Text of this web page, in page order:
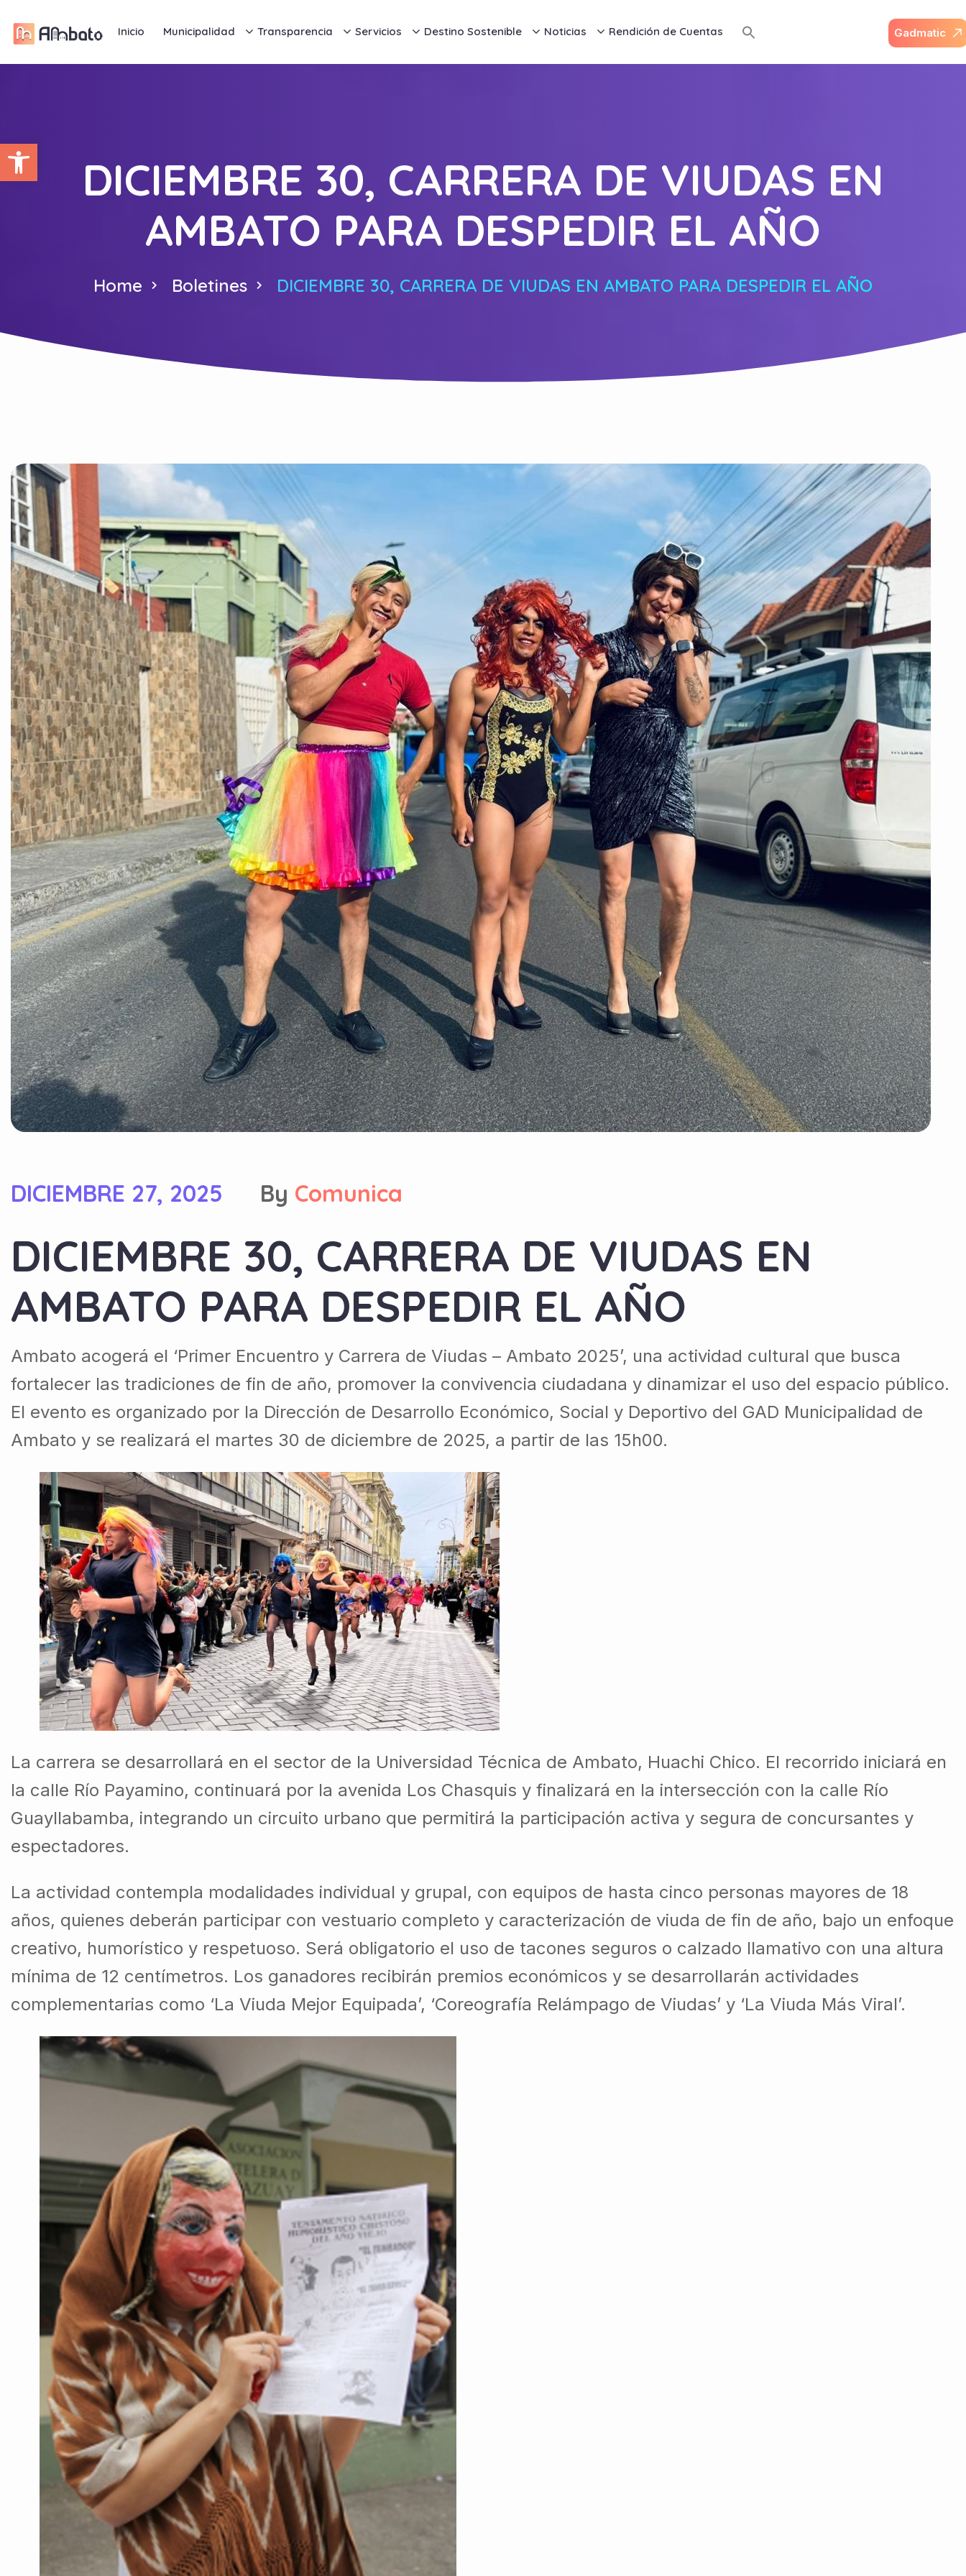
Abrir barra de herramientas
Inicio Municipalidad Transparencia Servicios Destino Sostenible Noticias Rendición de Cuentas Gadmatic
DICIEMBRE 30, CARRERA DE VIUDAS EN
AMBATO PARA DESPEDIR EL AÑO
Home Boletines DICIEMBRE 30, CARRERA DE VIUDAS EN AMBATO PARA DESPEDIR EL AÑO
DICIEMBRE 27, 2025 By Comunica
DICIEMBRE 30, CARRERA DE VIUDAS EN
AMBATO PARA DESPEDIR EL AÑO
Ambato acogerá el ‘Primer Encuentro y Carrera de Viudas – Ambato 2025’, una actividad cultural que busca
fortalecer las tradiciones de fin de año, promover la convivencia ciudadana y dinamizar el uso del espacio público.
El evento es organizado por la Dirección de Desarrollo Económico, Social y Deportivo del GAD Municipalidad de
Ambato y se realizará el martes 30 de diciembre de 2025, a partir de las 15h00.
La carrera se desarrollará en el sector de la Universidad Técnica de Ambato, Huachi Chico. El recorrido iniciará en
la calle Río Payamino, continuará por la avenida Los Chasquis y finalizará en la intersección con la calle Río
Guayllabamba, integrando un circuito urbano que permitirá la participación activa y segura de concursantes y
espectadores.
La actividad contempla modalidades individual y grupal, con equipos de hasta cinco personas mayores de 18
años, quienes deberán participar con vestuario completo y caracterización de viuda de fin de año, bajo un enfoque
creativo, humorístico y respetuoso. Será obligatorio el uso de tacones seguros o calzado llamativo con una altura
mínima de 12 centímetros. Los ganadores recibirán premios económicos y se desarrollarán actividades
complementarias como ‘La Viuda Mejor Equipada’, ‘Coreografía Relámpago de Viudas’ y ‘La Viuda Más Viral’.